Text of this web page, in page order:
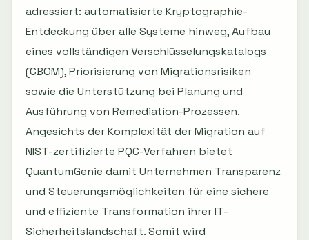
adressiert: automatisierte Kryptographie-
Entdeckung über alle Systeme hinweg, Aufbau
eines vollständigen Verschlüsselungskatalogs
(CBOM), Priorisierung von Migrationsrisiken
sowie die Unterstützung bei Planung und
Ausführung von Remediation-Prozessen.
Angesichts der Komplexität der Migration auf
NIST-zertifizierte PQC-Verfahren bietet
QuantumGenie damit Unternehmen Transparenz
und Steuerungsmöglichkeiten für eine sichere
und effiziente Transformation ihrer IT-
Sicherheitslandschaft. Somit wird